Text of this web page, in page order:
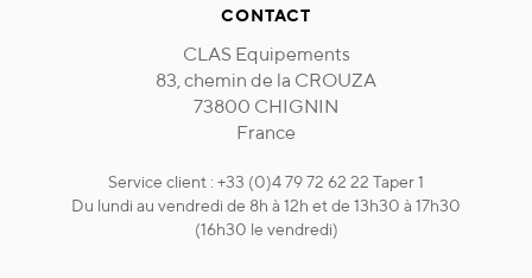
CONTACT
CLAS Equipements
83, chemin de la CROUZA
73800 CHIGNIN
France
Service client : +33 (0)4 79 72 62 22 Taper 1
Du lundi au vendredi de 8h à 12h et de 13h30 à 17h30
(16h30 le vendredi)